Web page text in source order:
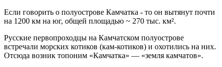
Если говорить о полуострове Камчатка - то он вытянут почти
на 1200 км на юг, общей площадью ~ 270 тыс. км².
Русские первопроходцы на Камчатском полуострове
встречали морских котиков (кам-котиков) и охотились на них.
Отсюда возник топоним «Камчатка» — «земля камчатов».